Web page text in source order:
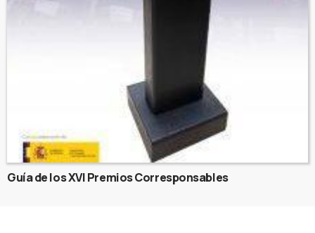
Guía de los XVI Premios Corresponsables